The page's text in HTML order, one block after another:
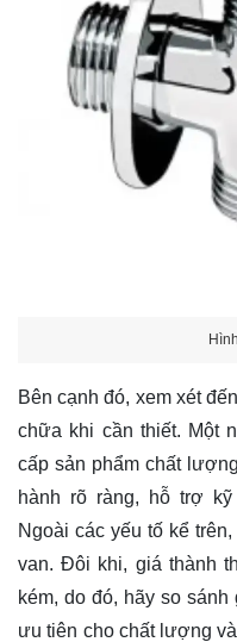
Bên cạnh đó, xem xét
chữa khi cần thiết. Một
cấp sản phẩm chất
hành rõ ràng, hỗ trợ
Ngoài các yếu tố kể
van. Đôi khi, giá thành
kém, do đó, hãy so
ưu tiên cho chất lượng